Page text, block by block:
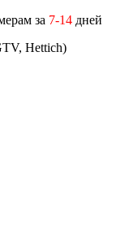
за 7-14 дней
Hettich)